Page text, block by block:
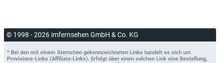
© 1998 - 2026 imfernsehen GmbH & Co. KG
* Bei den mit einem Sternchen gekennzeichneten Links handelt es sich um
Provisions-Links (Affiliate-Links). Erfolgt über einen solchen Link eine Bestellung,